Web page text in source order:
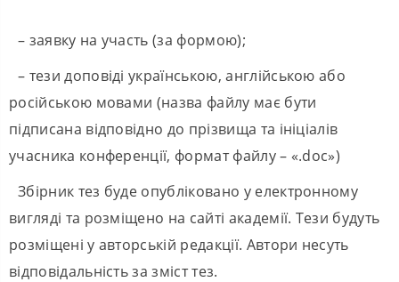
– заявку на участь (за формою);
– тези доповіді українською, англійською або
російською мовами (назва файлу має бути
підписана відповідно до прізвища та ініціалів
учасника конференції, формат файлу – «.doc»)
Збірник тез буде опубліковано у електронному
вигляді та розміщено на сайті академії. Тези будуть
розміщені у авторській редакції. Автори несуть
відповідальність за зміст тез.